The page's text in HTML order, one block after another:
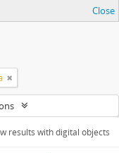
Close
results with digital objects